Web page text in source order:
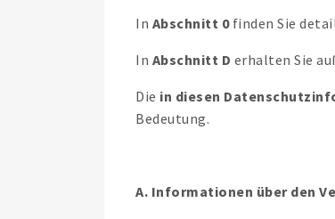
In Abschnitt 0finden Sie
In Abschnitt D erhalten Sie
Die in diesen
Bedeutung.
A. Informationen über den